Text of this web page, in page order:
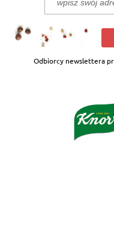
Odbiorcy newslettera